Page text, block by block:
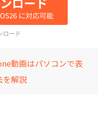
動画はパソコンで表
を解説